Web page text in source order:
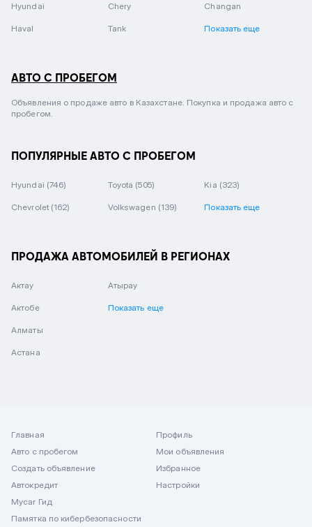
Hyundai Chery Changan
Haval Tank Показать еще
АВТО С ПРОБЕГОМ
Объявления о продаже авто в Казахстане. Покупка и продажа авто с
пробегом.
ПОПУЛЯРНЫЕ АВТО С ПРОБЕГОМ
Hyundai (746) Toyota (505) Kia (323)
Chevrolet (162) Volkswagen (139) Показать еще
ПРОДАЖА АВТОМОБИЛЕЙ В РЕГИОНАХ
Актау
Актобе
Алматы
Астана
Атырау
Показать еще
Главная
Авто с пробегом
Создать объявление
Автокредит
Mycar Гид
Памятка по кибербезопасности
Профиль
Мои объявления
Избранное
Настройки